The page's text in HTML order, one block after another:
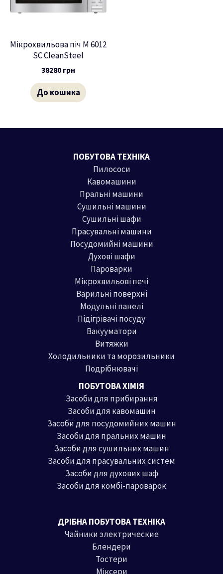
Мікрохвильова піч M 6012
SC CleanSteel
38280 грн
До кошика
ПОБУТОВА ТЕХНІКА
Пилососи
Кавомашини
Пральні машини
Сушильні машини
Сушильні шафи
Прасувальні машини
Посудомийні машини
Духові шафи
Пароварки
Мікрохвильові печі
Варильні поверхні
Модульні панелі
Підігрівачі посуду
Вакууматори
Витяжки
Холодильники та морозильники
Подрібнювачі
ПОБУТОВА ХІМІЯ
Засоби для прибирання
Засоби для кавомашин
Засоби для посудомийних машин
Засоби для пральних машин
Засоби для сушильних машин
Засоби для прасувальних систем
Засоби для духових шаф
Засоби для комбі-пароварок
ДРІБНА ПОБУТОВА ТЕХНІКА
Чайники электрические
Блендери
Тостери
Міксери